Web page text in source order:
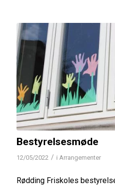
Bestyrelsesmøde
12/05/2022 / i Arrangementer
Rødding Friskoles